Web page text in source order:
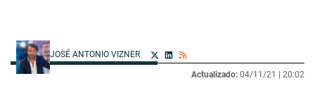
JOSÉ ANTONIO VIZNER
Actualizado: 04/11/21 | 20:02